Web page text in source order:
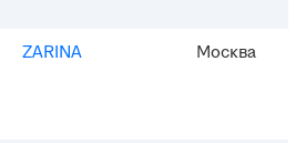
ZARINA Москва